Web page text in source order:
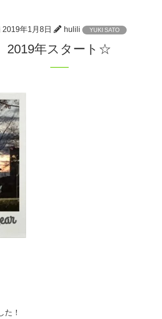
2019年1月8日 hulili YUKI SATO
2019年スタート☆
た！